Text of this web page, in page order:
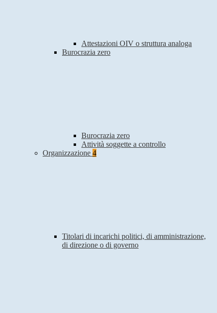
Attestazioni OIV o struttura analoga
Burocrazia zero
Burocrazia zero
Attività soggette a controllo
Organizzazione 4
Titolari di incarichi politici, di amministrazione,
di direzione o di governo